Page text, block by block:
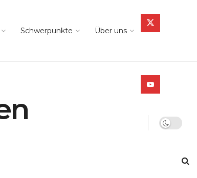
Schwerpunkte Über uns